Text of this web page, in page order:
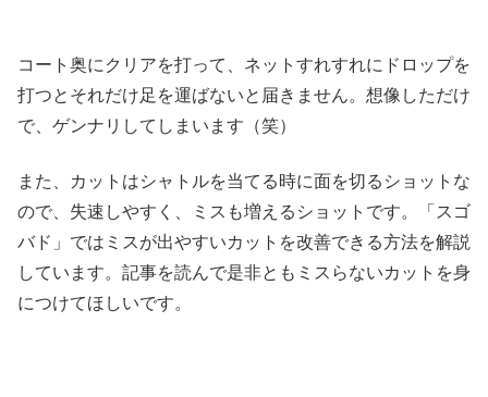
コート奥にクリアを打って、ネットすれすれにドロップを
打つとそれだけ足を運ばないと届きません。想像しただけ
で、ゲンナリしてしまいます（笑）
また、カットはシャトルを当てる時に面を切るショットな
ので、失速しやすく、ミスも増えるショットです。「スゴ
バド」ではミスが出やすいカットを改善できる方法を解説
しています。記事を読んで是非ともミスらないカットを身
につけてほしいです。